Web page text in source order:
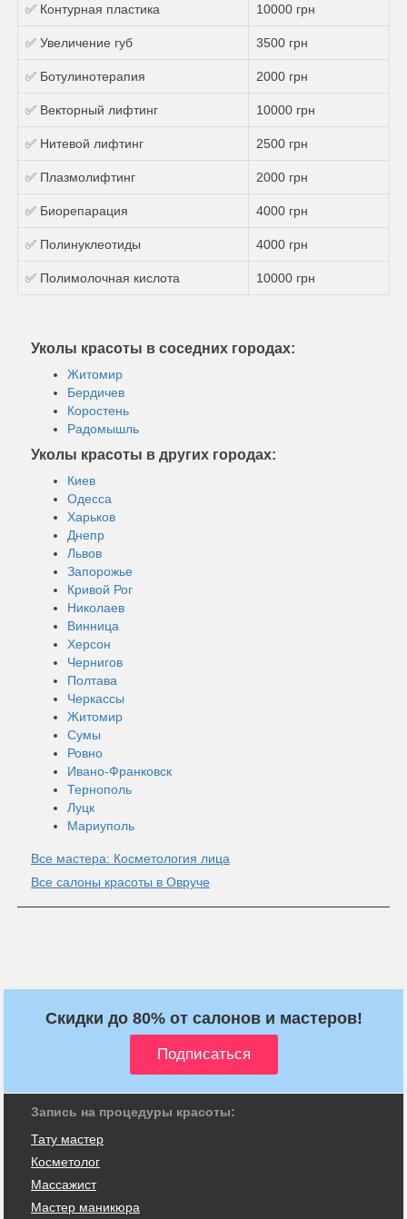
✅ Контурная пластика 10000 грн
✅ Увеличение губ 3500 грн
✅ Ботулинотерапия 2000 грн
✅ Векторный лифтинг 10000 грн
✅ Нитевой лифтинг 2500 грн
✅ Плазмолифтинг 2000 грн
✅ Биорепарация 4000 грн
✅ Полинуклеотиды 4000 грн
✅ Полимолочная кислота 10000 грн
Уколы красоты в соседних городах:
Житомир
Бердичев
Коростень
Радомышль
Уколы красоты в других городах:
Киев
Одесса
Харьков
Днепр
Львов
Запорожье
Кривой Рог
Николаев
Винница
Херсон
Чернигов
Полтава
Черкассы
Житомир
Сумы
Ровно
Ивано-Франковск
Тернополь
Луцк
Мариуполь
Все мастера: Косметология лица
Все салоны красоты в Овруче
Скидки до 80% от салонов и мастеров!
Запись на процедуры красоты:
Тату мастер
Косметолог
Массажист
Мастер маникюра